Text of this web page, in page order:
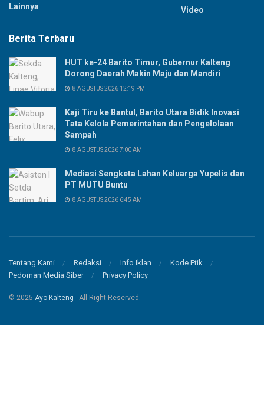
Lainnya
Video
Berita Terbaru
HUT ke-24 Barito Timur, Gubernur Kalteng
Dorong Daerah Makin Maju dan Mandiri
8 AGUSTUS 2026 12:19 PM
Kaji Tiru ke Bantul, Barito Utara Bidik Inovasi
Tata Kelola Pemerintahan dan Pengelolaan
Sampah
8 AGUSTUS 2026 7:00 AM
Mediasi Sengketa Lahan Keluarga Yupelis dan
PT MUTU Buntu
8 AGUSTUS 2026 6:45 AM
Tentang Kami Redaksi Info Iklan
Kode Etik
Pedoman Media Siber
Privacy Policy
© 2025 Ayo Kalteng - All Right Reserved.